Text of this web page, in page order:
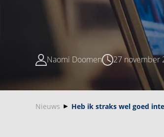
Naomi Doomen 27 november
Nieuws Heb ik straks wel goed